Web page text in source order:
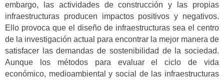
embargo, las actividades de construcción y las propias
infraestructuras producen impactos positivos y negativos.
Ello provoca que el diseño de infraestructuras sea el centro
de la investigación actual para encontrar la mejor manera de
satisfacer las demandas de sostenibilidad de la sociedad.
Aunque los métodos para evaluar el ciclo de vida
económico, medioambiental y social de las infraestructuras